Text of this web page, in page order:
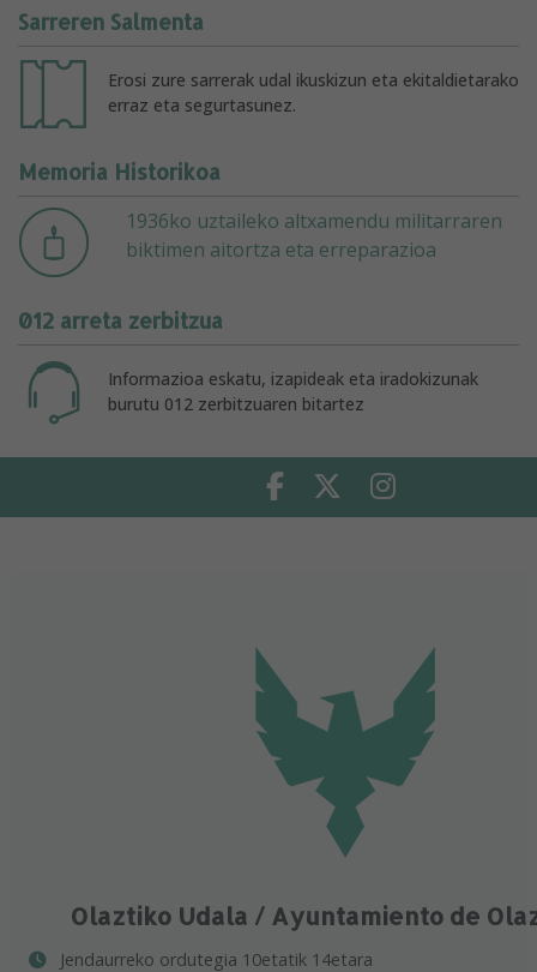
Sarreren Salmenta
Erosi zure sarrerak udal ikuskizun eta ekitaldietarako
erraz eta segurtasunez.
Memoria Historikoa
1936ko uztaileko altxamendu militarraren
biktimen aitortza eta erreparazioa
012 arreta zerbitzua
Informazioa eskatu, izapideak eta iradokizunak
burutu 012 zerbitzuaren bitartez
Facebook Twitter Instagram
Olaztiko Udala / Ayuntamiento de
Jendaurreko ordutegia 10etatik 14etara